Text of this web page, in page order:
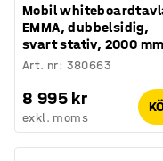
Mobil
EMMA, dubbelsidig,
svart stativ, 2000 mm
Art. nr: 380663
8 995 kr
exkl. moms